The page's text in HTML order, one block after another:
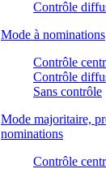
Contrôle
Mode à nominations
Contrôle
Contrôle
Sans contrôle
Mode majoritaire,
nominations
Contrôle